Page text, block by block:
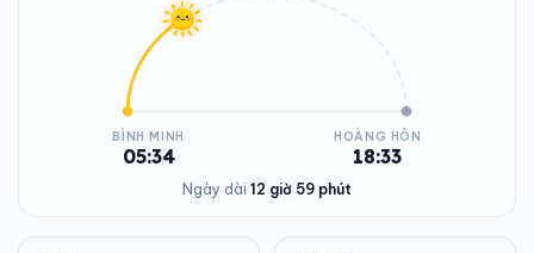
BÌNH MINH
05:34
HOÀNG HÔN
18:33
Ngày dài 12 giờ 59 phút